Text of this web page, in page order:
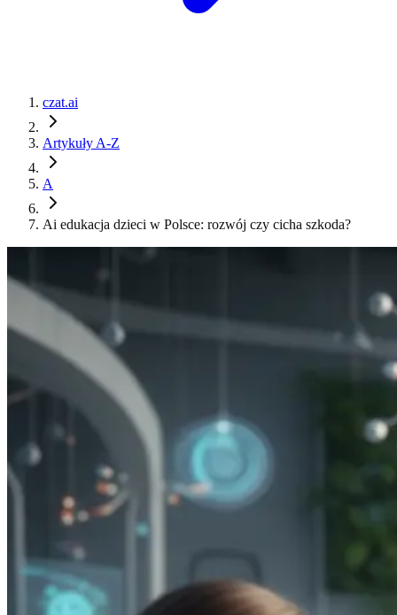
czat.ai
Artykuły A-Z
A
Ai edukacja dzieci w Polsce: rozwój czy cicha szkoda?